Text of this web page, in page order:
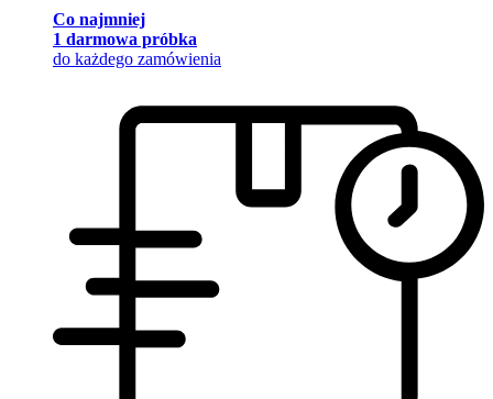
Co najmniej
1 darmowa próbka
do każdego zamówienia